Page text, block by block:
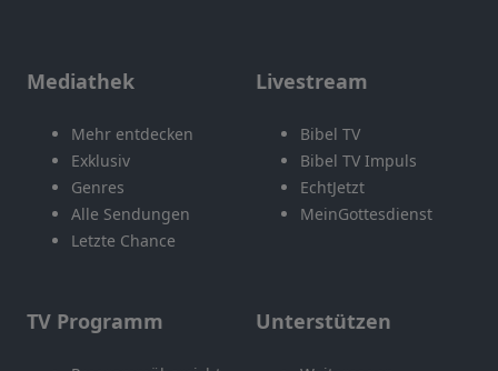
Mediathek
Mehr entdecken
Exklusiv
Genres
Alle Sendungen
Letzte Chance
Livestream
Bibel TV
Bibel TV Impuls
EchtJetzt
MeinGottesdienst
TV Programm Unterstützen